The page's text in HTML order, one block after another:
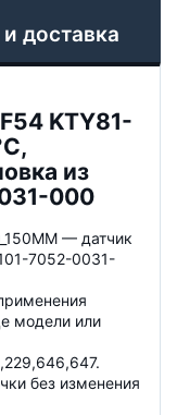
доставка
KTY81-
из
000
— датчик
7052-0031-
модели или
без изменения